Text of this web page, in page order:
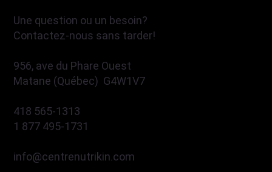
Une question ou un besoin?
Contactez-nous sans tarder!
956, ave du Phare Ouest
Matane (Québec) G4W1V7
418 565-1313
1 877 495-1731
info@centrenutrikin.com